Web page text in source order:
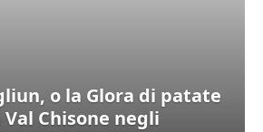
o la Glora di patate
Chisone negli